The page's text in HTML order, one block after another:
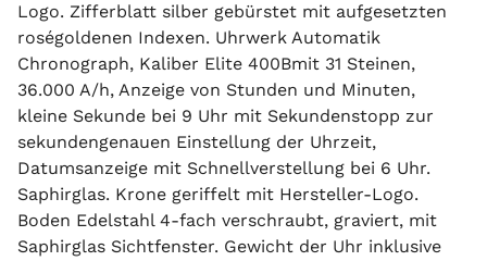
Logo. Zifferblatt silber gebürstet mit aufgesetzten
roségoldenen Indexen. Uhrwerk Automatik
Chronograph, Kaliber Elite 400Bmit 31 Steinen,
36.000 A/h, Anzeige von Stunden und Minuten,
kleine Sekunde bei 9 Uhr mit Sekundenstopp zur
sekundengenauen Einstellung der Uhrzeit,
Datumsanzeige mit Schnellverstellung bei 6 Uhr.
Saphirglas. Krone geriffelt mit Hersteller-Logo.
Boden Edelstahl 4-fach verschraubt, graviert, mit
Saphirglas Sichtfenster. Gewicht der Uhr inklusive